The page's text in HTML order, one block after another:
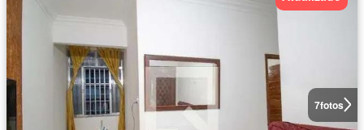
7fotos